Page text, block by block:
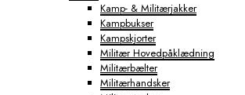
Kamp- & Militærjakker
Kampbukser
Kampskjorter
Militær Hovedpåklædning
Militærbælter
Militærhandsker